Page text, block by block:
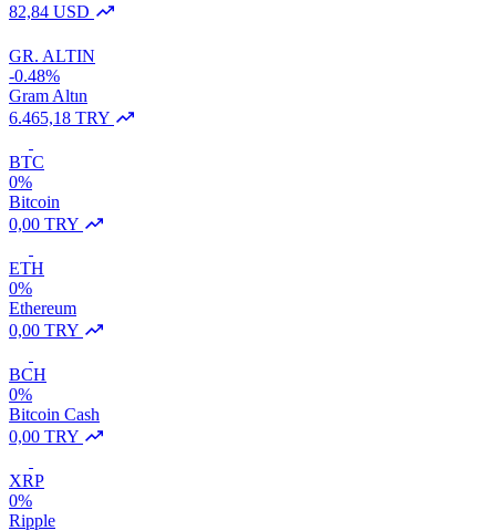
82,84 USD
GR. ALTIN
-0.48%
Gram Altın
6.465,18 TRY
BTC
0%
Bitcoin
0,00 TRY
ETH
0%
Ethereum
0,00 TRY
BCH
0%
Bitcoin Cash
0,00 TRY
XRP
0%
Ripple